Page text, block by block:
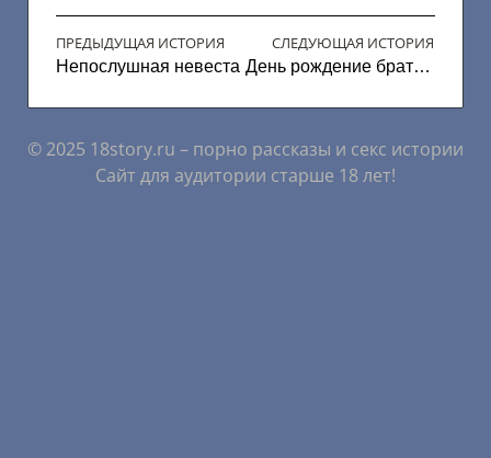
ПРЕДЫДУЩАЯ ИСТОРИЯ
Непослушная невеста
СЛЕДУЮЩАЯ ИСТОРИЯ
День рождение брата (Финал)
© 2025 18story.ru – порно рассказы и секс истории
Сайт для аудитории старше 18 лет!